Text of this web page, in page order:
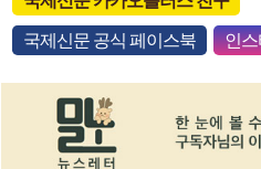
국제신문 공식 페이스북 인